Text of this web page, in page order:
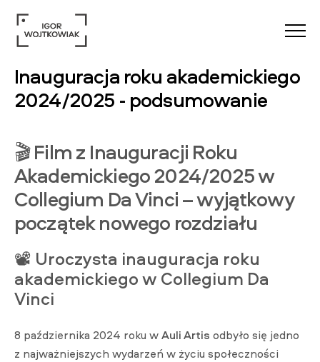
Inauguracja roku akademickiego
2024/2025 - podsumowanie
🎬Film z Inauguracji Roku
Akademickiego 2024/2025 w
Collegium Da Vinci – wyjątkowy
początek nowego rozdziału
📽️ Uroczysta inauguracja roku
akademickiego w Collegium Da
Vinci
8 października 2024 roku wAuli Artis odbyło się jedno
z najważniejszych wydarzeń w życiu społeczności